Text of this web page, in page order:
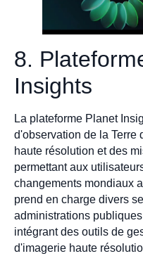
8.
Insights
La plateforme Planet
d'observation de la Terre
haute résolution et des
permettant aux
changements mondiaux
prend en charge divers
administrations
intégrant des outils de
d'imagerie haute